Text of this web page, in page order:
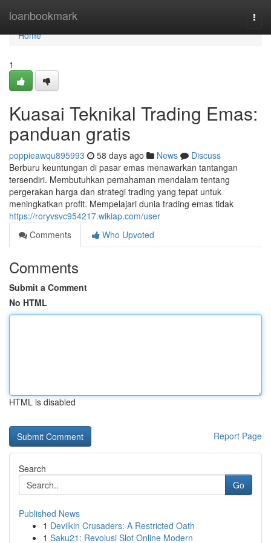
loanbookmark
Home
Home
1
Kuasai Teknikal Trading Emas:
panduan gratis
poppieawqu895993 58 days ago News
Discuss
Berburu keuntungan di pasar emas menawarkan tantangan
tersendiri. Membutuhkan pemahaman mendalam tentang
pergerakan harga dan strategi trading yang tepat untuk
meningkatkan profit. Mempelajari dunia trading emas tidak
https://roryvsvc954217.wikiap.com/user
Comments
Who Upvoted
Comments
Submit a Comment
No HTML
HTML is disabled
Report Page
Search
Go
Published News
1 Devilkin Crusaders: A Restricted Oath
1 Saku21: Revolusi Slot Online Modern